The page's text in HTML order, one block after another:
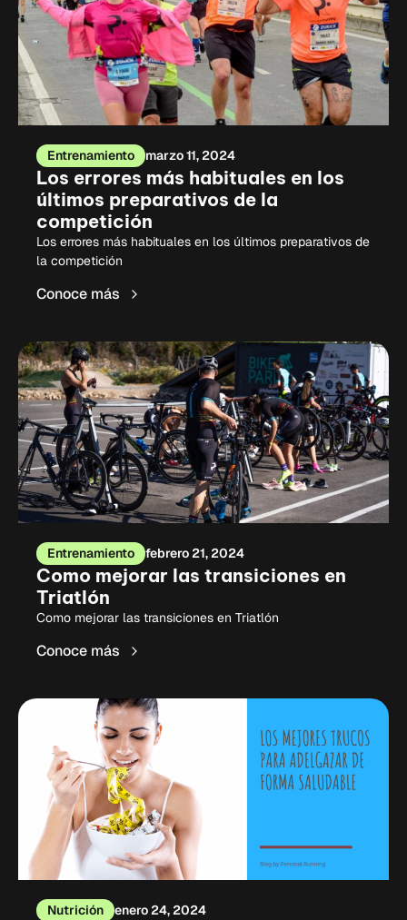
Entrenamiento marzo 11, 2024
Los errores más habituales en los
últimos preparativos de la
competición
Los errores más habituales en los últimos preparativos de
la competición
Conoce más
Entrenamiento febrero 21, 2024
Como mejorar las transiciones en
Triatlón
Como mejorar las transiciones en Triatlón
Conoce más
Nutrición enero 24, 2024